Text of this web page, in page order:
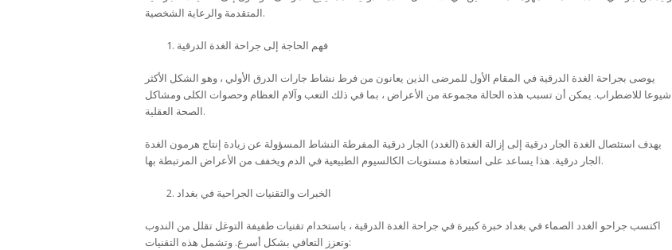
المتقدمة والرعاية الشخصية.
فهم الحاجة إلى جراحة الغدة الدرقية
يوصى بجراحة الغدة الدرقية في المقام الأول للمرضى الذين يعانون من فرط نشاط جارات الدرق الأولي ، وهو الشكل الأكثر
شيوعا للاضطراب. يمكن أن تسبب هذه الحالة مجموعة من الأعراض ، بما في ذلك التعب وآلام العظام وحصوات الكلى ومشاكل
الصحة العقلية.
يهدف استئصال الغدة الجار درقية إلى إزالة الغدة (الغدد) الجار درقية المفرطة النشاط المسؤولة عن زيادة إنتاج هرمون الغدة
الجار درقية. هذا يساعد على استعادة مستويات الكالسيوم الطبيعية في الدم ويخفف من الأعراض المرتبطة بها.
الخبرات والتقنيات الجراحية في بغداد
اكتسب جراحو الغدد الصماء في بغداد خبرة كبيرة في جراحة الغدة الدرقية ، باستخدام تقنيات طفيفة التوغل تقلل من الندوب
وتعزز التعافي بشكل أسرع. وتشمل هذه التقنيات: